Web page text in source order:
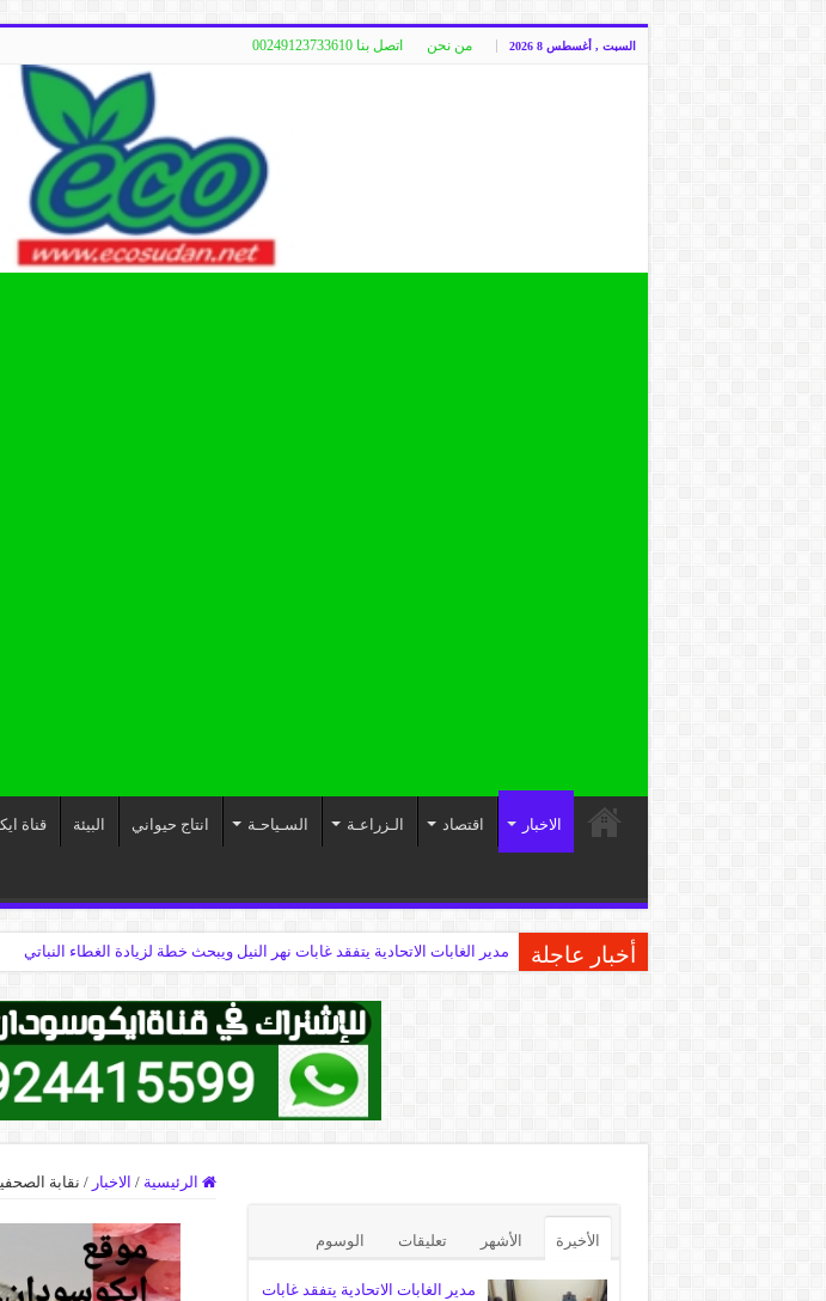
السبت , أغسطس 8 2026 من نحن اتصل بنا 00249123733610
الاخبار اقتصاد الـزراعـة السـياحـة انتاج حيواني البيئة قناة
أخبار عاجلة مدير الغابات الاتحادية يتفقد غابات نهر النيل ويبحث خطة لزيادة الغطاء النباتي
الرئيسية / الاخبار / نقابة
الأخيرة الأشهر تعليقات الوسوم
مدير الغابات الاتحادية يتفقد غابات